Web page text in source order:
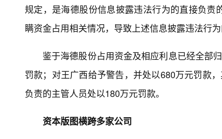
规定，是海德股份信息披露违法行为的直接负
瞒资金占用相关情况，导致上述信息披露违法行
鉴于海德股份占用资金及相应利息已经全部
罚款；对王广西给予警告，并处以680万元罚款
负责的主管人员处以180万元罚款。
资本版图横跨多家公司